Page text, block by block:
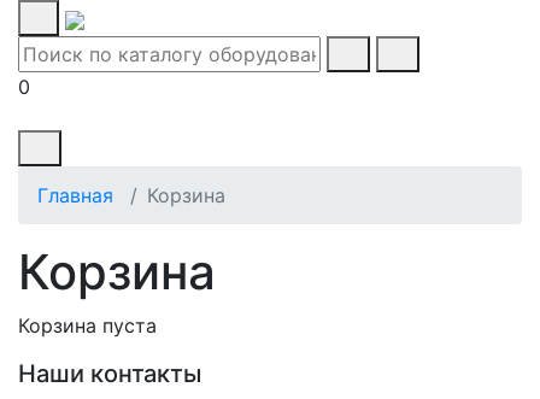
0
Главная Корзина
Корзина
Корзина пуста
Наши контакты